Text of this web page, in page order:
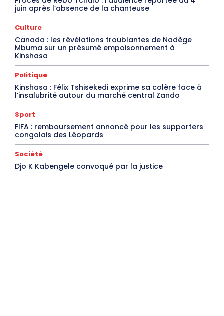
juin après l’absence de la chanteuse
Culture
Canada : les révélations troublantes de Nadège
Mbuma sur un présumé empoisonnement à
Kinshasa
Politique
Kinshasa : Félix Tshisekedi exprime sa colère face à
l’insalubrité autour du marché central Zando
Sport
FIFA : remboursement annoncé pour les supporters
congolais des Léopards
Société
Djo K Kabengele convoqué par la justice